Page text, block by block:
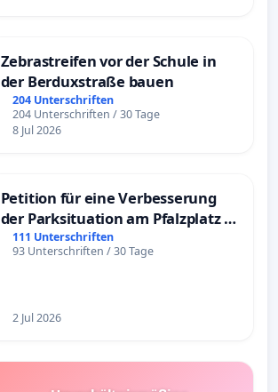
Zebrastreifen vor der Schule in
der Berduxstraße bauen
204 Unterschriften
204 Unterschriften / 30 Tage
8 Jul 2026
Petition für eine Verbesserung
der Parksituation am Pfalzplatz in
Mannheim
111 Unterschriften
93 Unterschriften / 30 Tage
2 Jul 2026